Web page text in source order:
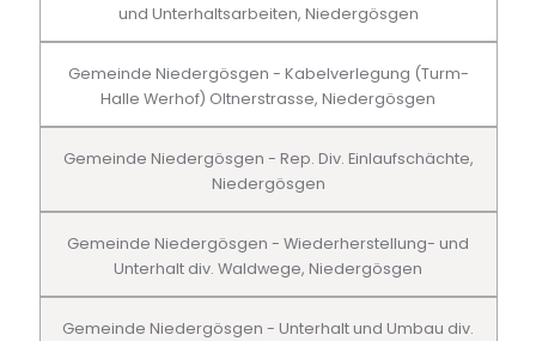
und Unterhaltsarbeiten, Niedergösgen
Gemeinde Niedergösgen - Kabelverlegung (Turm-
Halle Werhof) Oltnerstrasse, Niedergösgen
Gemeinde Niedergösgen - Rep. Div. Einlaufschächte,
Niedergösgen
Gemeinde Niedergösgen - Wiederherstellung- und
Unterhalt div. Waldwege, Niedergösgen
Gemeinde Niedergösgen - Unterhalt und Umbau div.